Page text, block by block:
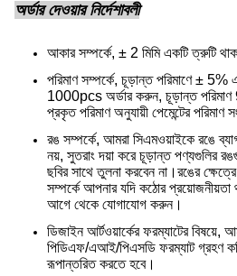
অর্ডার দেওয়ার নির্দেশাবলী
আকার সম্পর্কে, ± 2 মিমি একটি ত্রুটি
পরিমাণ সম্পর্কে, চূড়ান্ত পরিমাণে ±
1000pcs অর্ডার করুন, চূড়ান্ত
প্রকৃত পরিমাণ অনুযায়ী পেমেন্টের পরিমাণ
রঙ সম্পর্কে, আমরা সিএমওয়াইকে রঙে
নয়, সুতরাং দয়া করে চূড়ান্ত পণ্যগুলির
ছবির সাথে তুলনা করবেন না। রঙের
সম্পর্কে আপনার যদি কঠোর প্রয়োজনীয়তা
আগে থেকে যোগাযোগ করুন।
ডিজাইন আর্টওয়ার্কের ফরম্যাটের বিষয়ে,
পিডিএফ/এআই/পিএসডি ফরম্যাট গ্রহণ
রূপান্তরিত করতে হবে।